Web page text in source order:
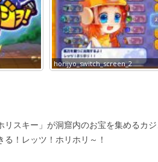
horijyo_switch_screen_2
リスキー」が洞窟内のお宝を集めるカ
！レッツ！ホリホリ～！